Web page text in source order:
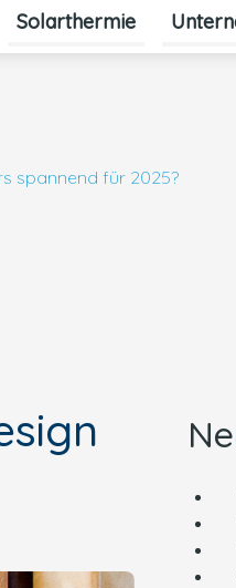
Solarthermie
spannend für 2025?